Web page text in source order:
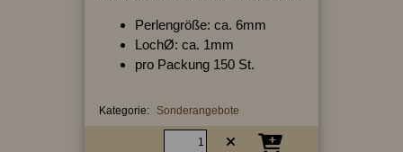
Perlengröße: ca. 6mm
LochØ: ca. 1mm
pro Packung 150 St.
Kategorie: Sonderangebote